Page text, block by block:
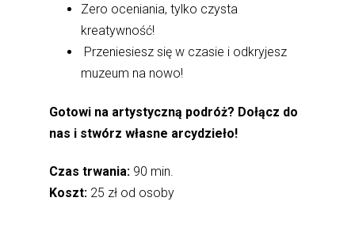
Zero oceniania, tylko czysta
kreatywność!
Przeniesiesz się w czasie i odkryjesz
muzeum na nowo!
Gotowi na artystyczną podróż? Dołącz do
nas i stwórz własne arcydzieło!
Czas trwania: 90 min.
Koszt: 25 zł od osoby